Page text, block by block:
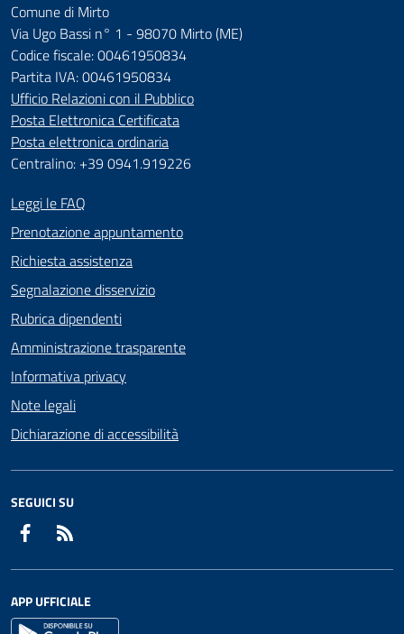
Comune di Mirto
Via Ugo Bassi n° 1 - 98070 Mirto (ME)
Codice fiscale: 00461950834
Partita IVA: 00461950834
Ufficio Relazioni con il Pubblico
Posta Elettronica Certificata
Posta elettronica ordinaria
Centralino: +39 0941.919226
Leggi le FAQ
Prenotazione appuntamento
Richiesta assistenza
Segnalazione disservizio
Rubrica dipendenti
Amministrazione trasparente
Informativa privacy
Note legali
Dichiarazione di accessibilità
SEGUICI SU
Facebook
APP UFFICIALE